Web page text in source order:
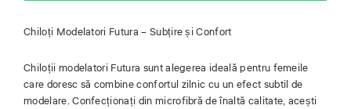
Chiloți Modelatori Futura – Subțire și Confort
Chiloții modelatori Futura sunt alegerea ideală pentru femeile
care doresc să combine confortul zilnic cu un efect subtil de
modelare. Confecționați din microfibră de înaltă calitate, acești